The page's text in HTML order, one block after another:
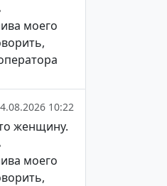
моего
10:22
женщину.
моего